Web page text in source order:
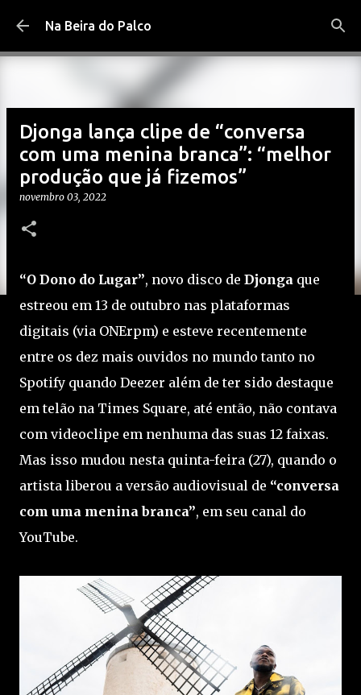
Pular para o conteúdo principal
Na Beira do Palco
Djonga lança clipe de “conversa
com uma menina branca”: “melhor
produção que já fizemos”
novembro 03, 2022
“O Dono do Lugar”, novo disco de Djonga que
estreou em 13 de outubro nas plataformas
digitais (via ONErpm) e esteve recentemente
entre os dez mais ouvidos no mundo tanto no
Spotify quando Deezer além de ter sido destaque
em telão na Times Square, até então, não contava
com videoclipe em nenhuma das suas 12 faixas.
Mas isso mudou nesta quinta-feira (27), quando o
artista liberou a versão audiovisual de “conversa
com uma menina branca”, em seu canal do
YouTube.